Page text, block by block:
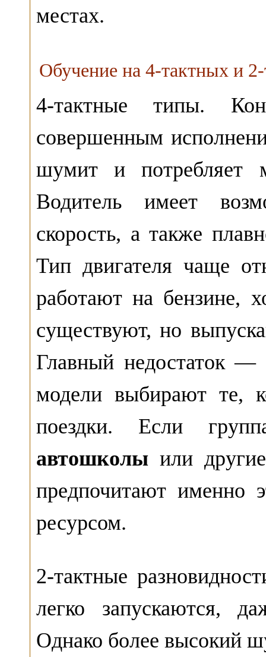
местах.
Обучение на 4-тактных и
4-тактные типы.
совершенным
шумит и потребляет
Водитель имеет
скорость, а также
Тип двигателя чаще
работают на бензине,
существуют, но
Главный недостаток —
модели выбирают те,
поездки. Если
автошколы или
предпочитают именно
ресурсом.
2-тактные
легко запускаются,
Однако более высокий